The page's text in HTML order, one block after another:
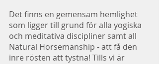
Det finns en gemensam hemlighet
som ligger till grund för alla yogiska
och meditativa discipliner samt all
Natural Horsemanship - att få den
inre rösten att tystna! Tills vi är